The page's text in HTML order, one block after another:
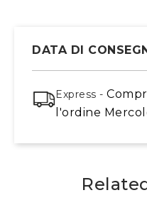
DATA DI
Express -
l'ordine